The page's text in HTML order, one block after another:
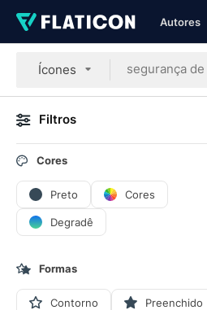
Autores
Ícones
Filtros
Cores
Preto Cores
Degradê
Formas
Contorno Preenchido